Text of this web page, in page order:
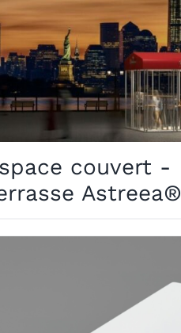
couvert -
Astreea®